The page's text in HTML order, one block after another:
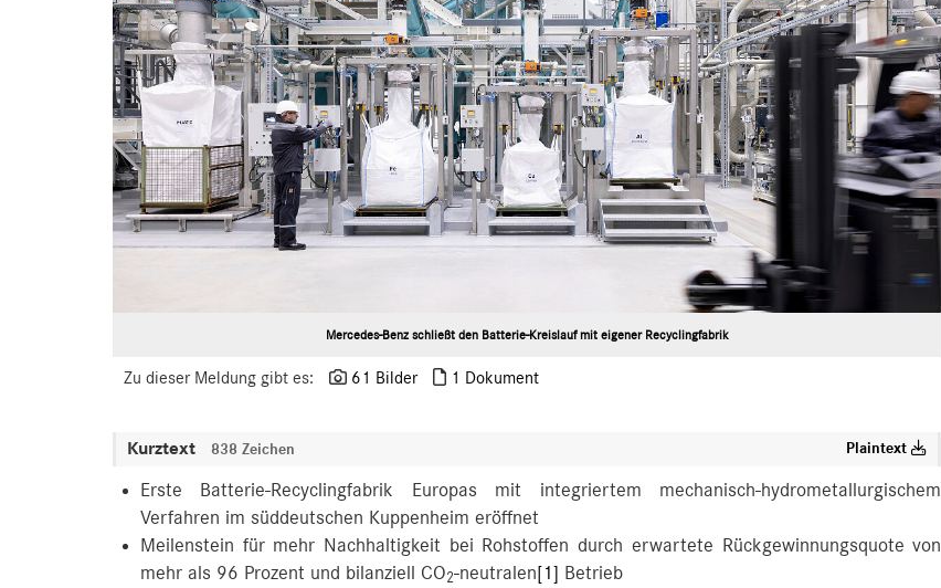
Mercedes-Benz schließt den Batterie-Kreislauf mit eigener Recyclingfabrik
Zu dieser Meldung gibt es: 61 Bilder 1 Dokument
Kurztext 838 Zeichen Plaintext
Erste Batterie-Recyclingfabrik Europas mit integriertem mechanisch-hydrometallurgischem
Verfahren im süddeutschen Kuppenheim eröffnet
Meilenstein für mehr Nachhaltigkeit bei Rohstoffen durch erwartete Rückgewinnungsquote von
mehr als 96 Prozent und bilanziell CO2-neutralen[1] Betrieb